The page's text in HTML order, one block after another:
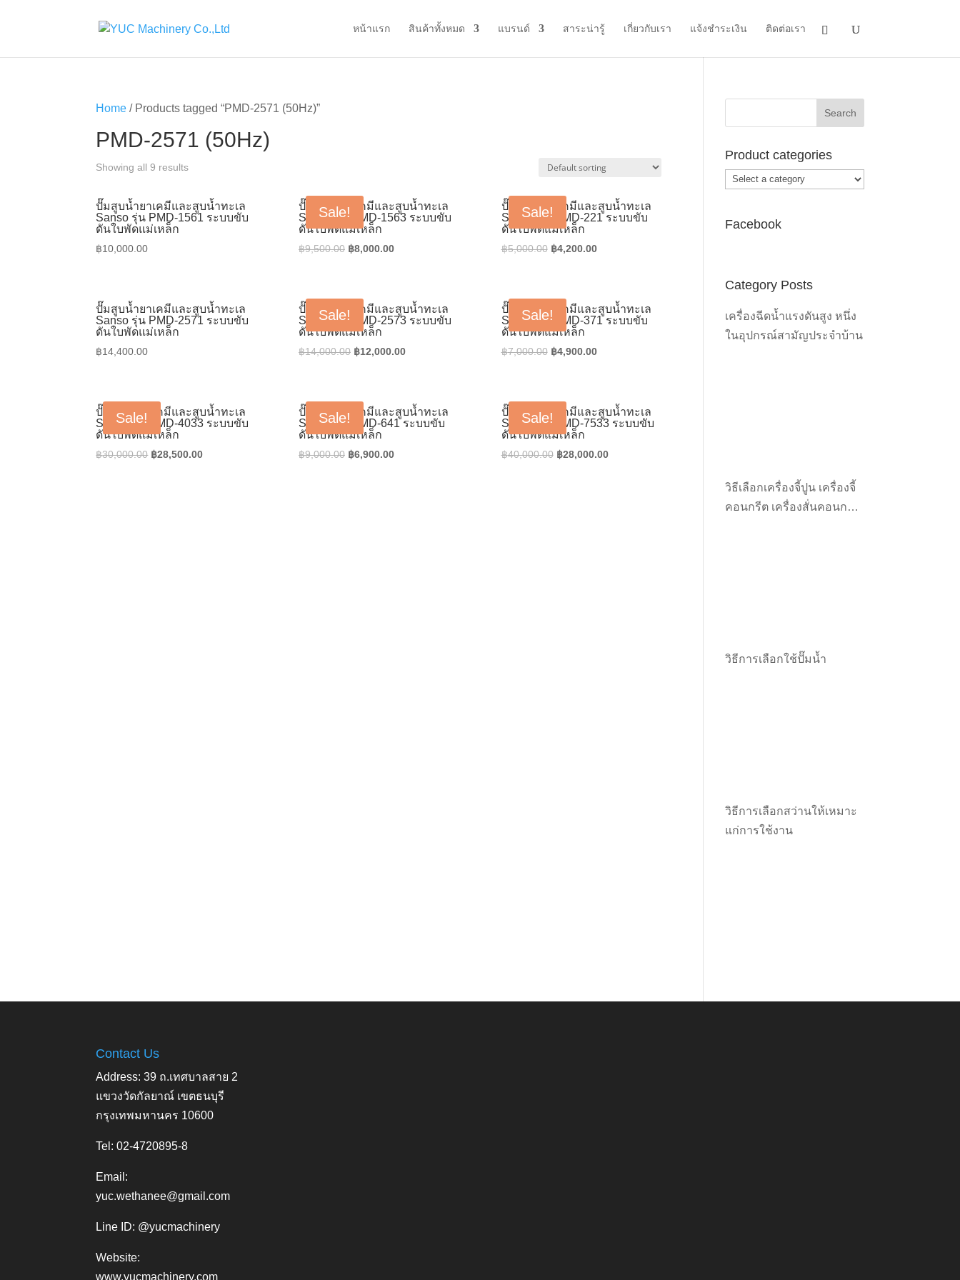
หน้าแรก สินค้าทั้งหมด แบรนด์ สาระน่ารู้ เกี่ยวกับเรา แจ้งชำระเงิน ติดต่อเรา
Home / Products tagged “PMD-2571 (50Hz)”
PMD-2571 (50Hz)
Showing all 9 results
ปั๊มสูบน้ำยาเคมีและสูบน้ำทะเล
Sanso รุ่น PMD-1561 ระบบขับ
ดันใบพัดแม่เหล็ก
฿10,000.00
Sale!
ปั๊มสูบน้ำยาเคมีและสูบน้ำทะเล
Sanso รุ่น PMD-1563 ระบบขับ
ดันใบพัดแม่เหล็ก
฿9,500.00 Original
฿9,500.00.
฿8,000.00Current
Sale!
ปั๊มสูบน้ำยาเคมีและสูบน้ำทะเล
Sanso รุ่น PMD-221 ระบบขับ
ดันใบพัดแม่เหล็ก
฿5,000.00 Original
฿5,000.00.
฿4,200.00Current
ปั๊มสูบน้ำยาเคมีและสูบน้ำทะเล
Sanso รุ่น PMD-2571 ระบบขับ
ดันใบพัดแม่เหล็ก
฿14,400.00
Sale!
ปั๊มสูบน้ำยาเคมีและสูบน้ำทะเล
Sanso รุ่น PMD-2573 ระบบขับ
ดันใบพัดแม่เหล็ก
฿14,000.00 Original
฿14,000.00.
฿12,000.00Current
Sale!
ปั๊มสูบน้ำยาเคมีและสูบน้ำทะเล
Sanso รุ่น PMD-371 ระบบขับ
ดันใบพัดแม่เหล็ก
฿7,000.00 Original
฿7,000.00.
฿4,900.00Current
Sale!
ปั๊มสูบน้ำยาเคมีและสูบน้ำทะเล
Sanso รุ่น PMD-4033 ระบบขับ
ดันใบพัดแม่เหล็ก
฿30,000.00 Original
฿28,500.00Current
Sale!
ปั๊มสูบน้ำยาเคมีและสูบน้ำทะเล
Sanso รุ่น PMD-641 ระบบขับ
ดันใบพัดแม่เหล็ก
฿9,000.00 Original
฿6,900.00Current
Sale!
ปั๊มสูบน้ำยาเคมีและสูบน้ำทะเล
Sanso รุ่น PMD-7533 ระบบขับ
ดันใบพัดแม่เหล็ก
฿40,000.00 Original
฿28,000.00Current
Product categories
Facebook
Category Posts
เครื่องฉีดน้ำแรงดันสูง หนึ่ง
ในอุปกรณ์สามัญประจำบ้าน
วิธีเลือกเครื่องจี้ปูน เครื่องจี้
คอนกรีต เครื่องสั่นคอนกรีต
วิธีการเลือกใช้ปั๊มน้ำ
วิธีการเลือกสว่านให้เหมาะ
แก่การใช้งาน
Contact Us
Address: 39 ถ.เทศบาลสาย 2
แขวงวัดกัลยาณ์ เขตธนบุรี
กรุงเทพมหานคร 10600
Tel: 02-4720895-8
Email:
yuc.wethanee@gmail.com
Line ID: @yucmachinery
Website:
www.yucmachinery.com